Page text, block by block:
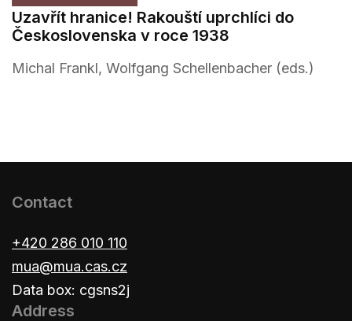
Uzavřít hranice! Rakouští uprchlíci do
Československa v roce 1938
Michal Frankl, Wolfgang Schellenbacher (eds.)
Contact
+420 286 010 110
mua@mua.cas.cz
Data box: cgsns2j
Address